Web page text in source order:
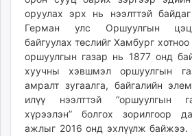
оруулах эрх нь нээлттэй
Герман улс Оршуулгын
байгуулах төслийг Хамбург
оршуулгын газар нь 1877 онд
хуучны хэвшмэл оршуулгын
амралт зугаалга, байгалийн
илүү нээлттэй “оршуулгын
хүрээлэн” болгох зорилгоор
ажлыг 2016 онд эхлүүлж байжээ.